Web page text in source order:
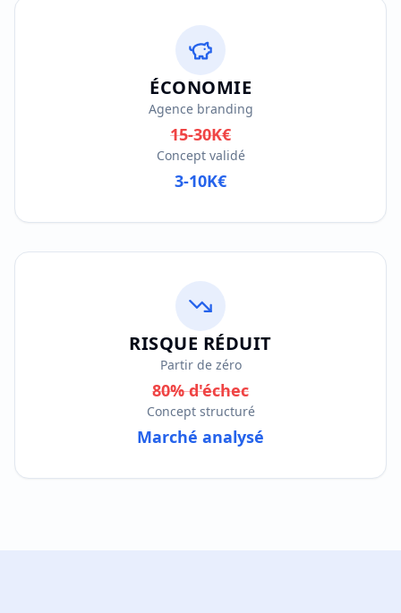
ÉCONOMIE
Agence branding
15-30K€
Concept validé
3-10K€
RISQUE RÉDUIT
Partir de zéro
80% d'échec
Concept structuré
Marché analysé